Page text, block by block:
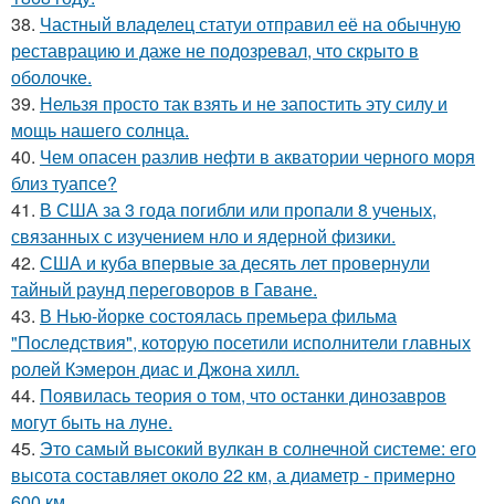
38. Частный владелец статуи отправил её на обычную
реставрацию и даже не подозревал, что скрыто в
оболочке.
39. Нельзя просто так взять и не запостить эту силу и
мощь нашего солнца.
40. Чем опасен разлив нефти в акватории черного моря
близ туапсе?
41. В США за 3 года погибли или пропали 8 ученых,
связанных с изучением нло и ядерной физики.
42. США и куба впервые за десять лет провернули
тайный раунд переговоров в Гаване.
43. В Нью-йорке состоялась премьера фильма
"Последствия", которую посетили исполнители главных
ролей Кэмерон диас и Джона хилл.
44. Появилась теория о том, что останки динозавров
могут быть на луне.
45. Это самый высокий вулкан в солнечной системе: его
высота составляет около 22 км, а диаметр - примерно